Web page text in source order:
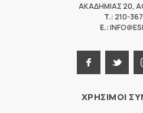
ΑΚΑΔΗΜΙΑΣ 20,
T.: 210-
E.:
ΧΡΗΣΙΜΟΙ